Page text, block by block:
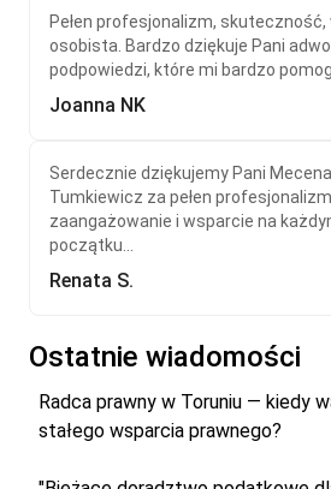
Pełen profesjonalizm,
osobista. Bardzo dziękuje Pani
podpowiedzi, które mi bardzo
Joanna NK
Serdecznie dziękujemy Pani
Tumkiewicz za pełen
zaangażowanie i wsparcie na
początku...
Renata S.
Ostatnie wiadomości
Radca prawny w Toruniu — kiedy
stałego wsparcia prawnego?